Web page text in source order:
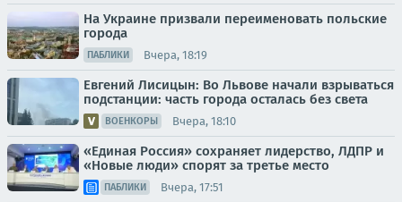
На Украине призвали переименовать польские
города
ПАБЛИКИ Вчера, 18:19
Евгений Лисицын: Во Львове начали взрываться
подстанции: часть города осталась без света
ВОЕНКОРЫ Вчера, 18:10
«Единая Россия» сохраняет лидерство, ЛДПР и
«Новые люди» спорят за третье место
ПАБЛИКИ Вчера, 17:51